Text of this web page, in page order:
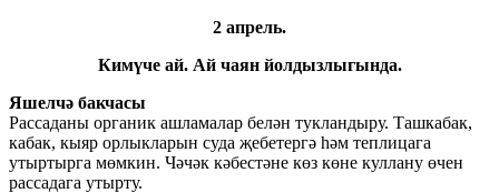
2 апрель.
Кимүче ай. Ай чаян йолдызлыгында.
Яшелчә бакчасы
Рассаданы органик ашламалар белән тукландыру. Ташкабак,
кабак, кыяр орлыкларын суда җебетергә һәм теплицага
утыртырга мөмкин. Чәчәк кәбестәне көз көне куллану өчен
рассадага утырту.